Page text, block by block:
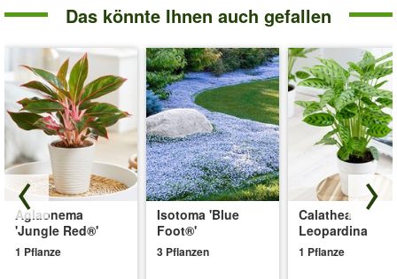
Das könnte Ihnen auch gefallen
Aglaonema
'Jungle Red®'
1 Pflanze
Isotoma 'Blue
Foot®'
3 Pflanzen
Calathea
Leopardina
1 Pflanze